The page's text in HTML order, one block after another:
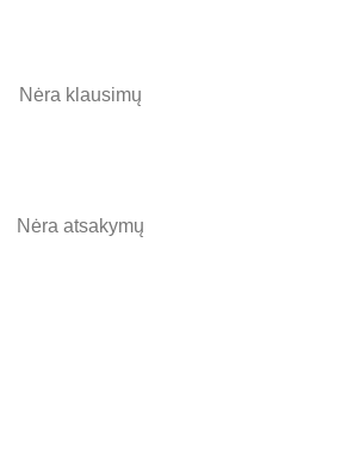
Nėra klausimų
Nėra atsakymų